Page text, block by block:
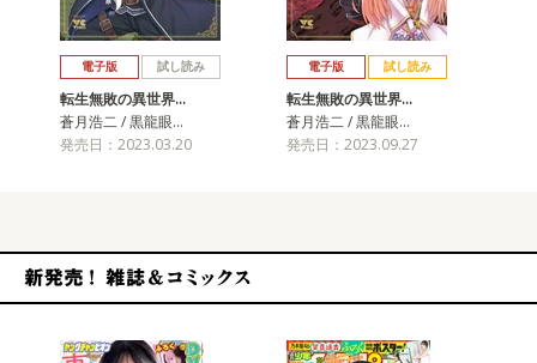
電子版 試し読み
転生無敗の異世界…
蒼月浩二 / 黒龍眼…
発売日：2023.03.20
電子版 試し読み
転生無敗の異世界…
蒼月浩二 / 黒龍眼…
発売日：2023.09.27